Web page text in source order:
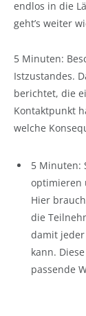
endlos in die
geht’s weiter
5 Minuten:
Istzustandes.
berichtet, die
Kontaktpunkt
welche
5 Minuten:
optimieren
Hier
die
damit
kann.
passende